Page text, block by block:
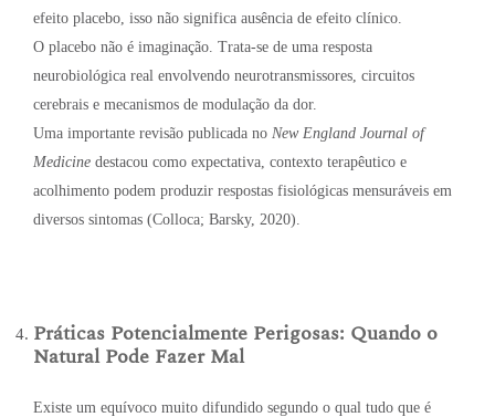
efeito placebo, isso não significa ausência de efeito clínico.
O placebo não é imaginação. Trata-se de uma resposta
neurobiológica real envolvendo neurotransmissores, circuitos
cerebrais e mecanismos de modulação da dor.
Uma importante revisão publicada no New England Journal of
Medicine destacou como expectativa, contexto terapêutico e
acolhimento podem produzir respostas fisiológicas mensuráveis em
diversos sintomas (Colloca; Barsky, 2020).
Práticas Potencialmente Perigosas: Quando o
Natural Pode Fazer Mal
Existe um equívoco muito difundido segundo o qual tudo que é